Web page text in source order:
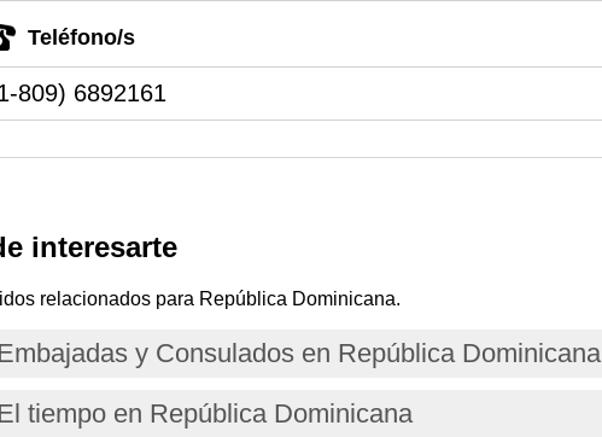
Teléfono/s
809) 6892161
interesarte
relacionados para República Dominicana.
y Consulados en República Dominicana
tiempo en República Dominicana